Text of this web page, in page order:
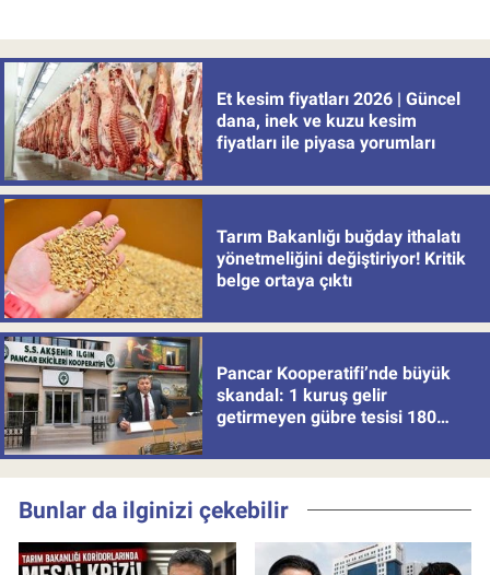
Et kesim fiyatları 2026 | Güncel
dana, inek ve kuzu kesim
fiyatları ile piyasa yorumları
Tarım Bakanlığı buğday ithalatı
yönetmeliğini değiştiriyor! Kritik
belge ortaya çıktı
Pancar Kooperatifi’nde büyük
skandal: 1 kuruş gelir
getirmeyen gübre tesisi 180
Bunlar da ilginizi çekebilir